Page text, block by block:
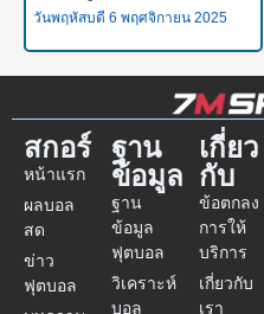
วันพฤหัสบดี 6 พฤศจิกายน 2025
สกอร์
หน้าแรก
ผลบอล
สด
ข่าว
ฟุตบอล
ฐาน
ข้อมูล
ฐาน
ข้อมูล
ฟุตบอล
วิเคราะห์
บอล
เกี่ยว
กับ
ข้อตกลง
การให้
บริการ
เกี่ยวกับ
เรา